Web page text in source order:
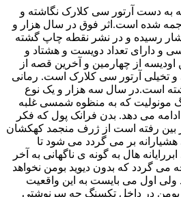
که به دست آرتور سی کلارک نگاشته و
شده است.اثر فوق در سال هزار و
رسیده و در نشر نقطه چاپ گشته
و دارای تعداد دویست و هشتاد و
از چهارمین و آخرین قصه از
تخیلی آرتور سی کلارک است. رمانی
است.در سال سه هزار و یک نوع
مونولیت که به منظوه شمسی غلبه
می دهد. بدن فرانک پول که فکر
بین رفته است از ژرف منجمد کهکشان
هشیارانه بر می گردد می شود تا
هال به گونه ی ناگهانی به آخر
می گردد که بدون دیوید بومن نخواهد
ولی اول می بایست به این واقعیت
بومن در داخل تکسنگ چه سرنوشتی